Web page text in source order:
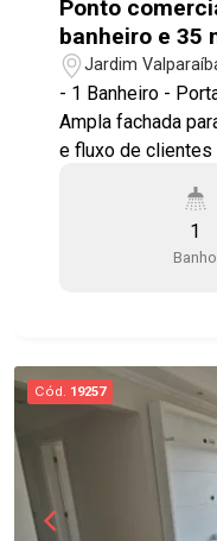
Ponto
banheiro e 35
Valparaíba -
Jardim
- 1 Banheiro - Porta de metal - Espaço versátil -
Ampla fachada
e fluxo de clientes Localizado na zona Leste de
de pessoas e
Agende já sua visita!
#pontocomercial
1
Banho
Cód. 19257